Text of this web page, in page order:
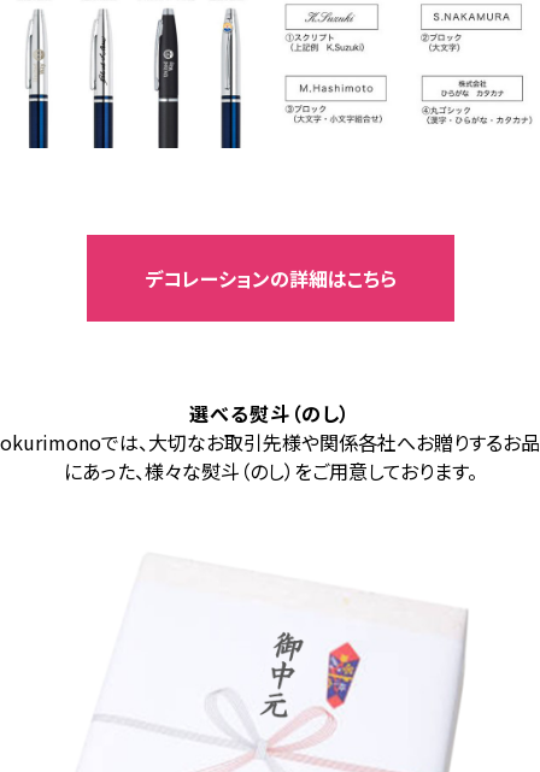
デコレーションの詳細はこちら
選べる熨斗（のし）
okurimonoでは、大切なお取引先様や関係各社へお贈りするお品
にあった、様々な熨斗（のし）をご用意しております。